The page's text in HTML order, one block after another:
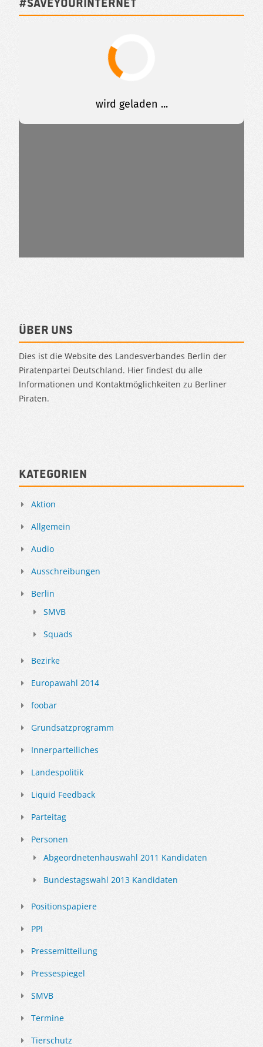
#SAVEYOURINTERNET
Über uns
Dies ist die Website des Landesverbandes Berlin der
Piratenpartei Deutschland. Hier findest du alle
Informationen und Kontaktmöglichkeiten zu Berliner
Piraten.
Kategorien
Aktion
Allgemein
Audio
Ausschreibungen
Berlin
SMVB
Squads
Bezirke
Europawahl 2014
foobar
Grundsatzprogramm
Innerparteiliches
Landespolitik
Liquid Feedback
Parteitag
Personen
Abgeordnetenhauswahl 2011 Kandidaten
Bundestagswahl 2013 Kandidaten
Positionspapiere
PPI
Pressemitteilung
Pressespiegel
SMVB
Termine
Tierschutz